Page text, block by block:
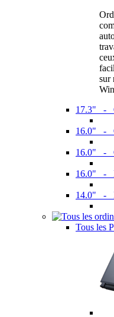
sur
17.3" -
16.0" -
16.0" -
16.0" -
14.0" -
Tous les